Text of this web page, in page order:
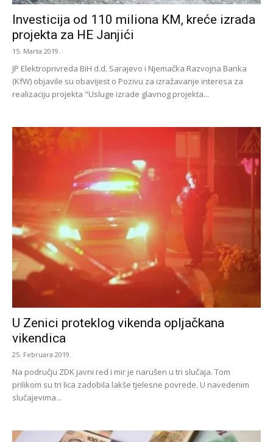
Investicija od 110 miliona KM, kreće izrada
projekta za HE Janjići
15. Marta 2019.
JP Elektroprivreda BiH d.d. Sarajevo i Njemačka Razvojna Banka
(KfW) objavile su obavijest o Pozivu za izražavanje interesa za
realizaciju projekta "Usluge izrade glavnog projekta...
U Zenici proteklog vikenda opljačkana
vikendica
25. Februara 2019.
Na području ZDK javni red i mir je narušen u tri slučaja. Tom
prilikom su tri lica zadobila lakše tjelesne povrede. U navedenim
slučajevima...